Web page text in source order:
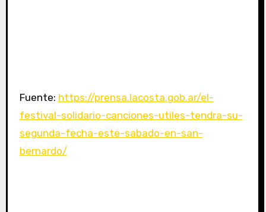
Fuente: https://prensa.lacosta.gob.ar/el-
festival-solidario-canciones-utiles-tendra-su-
segunda-fecha-este-sabado-en-san-
bernardo/